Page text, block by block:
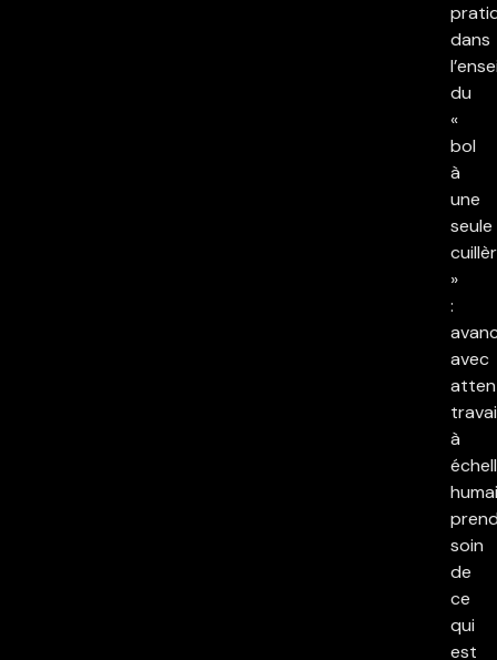
dans
du
«
bol
à
une
seule
»
:
avec
à
soin
de
ce
qui
est